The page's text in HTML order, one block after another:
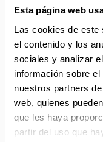
Esta página web
Las cookies de este
el contenido y los
sociales y analizar
información sobre
nuestros partners
web, quienes
que les haya
partir del uso que
Canarias, Baleares,
ENVÍOS EN
No realizamos
Reanudamos
con disponibilidad
Si adquieres
pedido se envía
Los productos sin
partir de la fecha